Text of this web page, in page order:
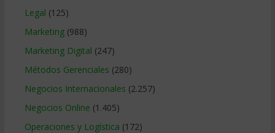
Legal (125)
Marketing(988)
Marketing Digital (247)
Métodos Gerenciales (280)
Negocios Internacionales (2.257)
Negocios Online (1.405)
Operaciones y Logística (172)